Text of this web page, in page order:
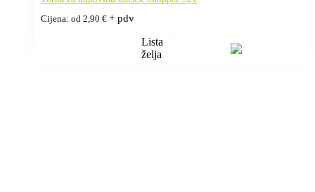
Cijena: od 2,90 € + pdv
Lista
želja